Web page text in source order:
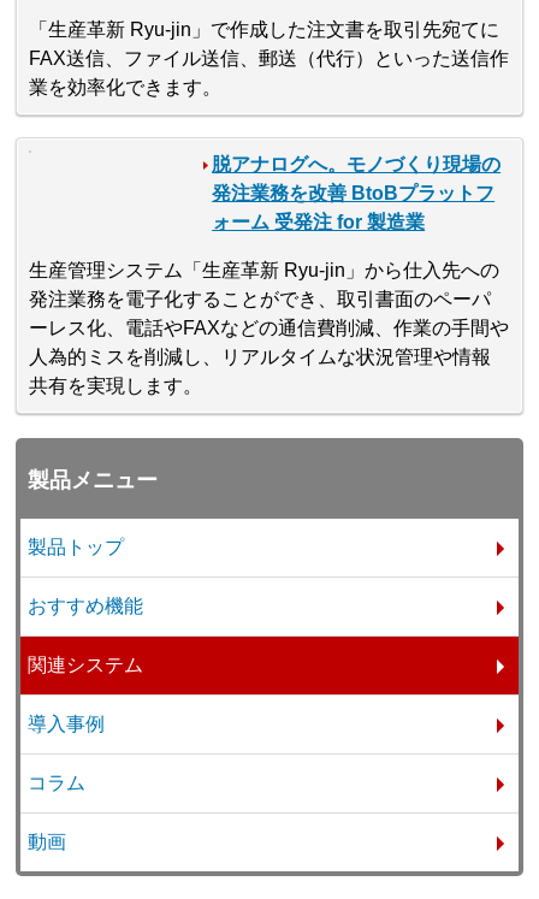
「生産革新 Ryu-jin」で作成した注文書を取引先宛てに
FAX送信、ファイル送信、郵送（代行）といった送信作
業を効率化できます。
脱アナログへ。モノづくり現場の
発注業務を改善 BtoBプラットフ
ォーム 受発注 for 製造業
生産管理システム「生産革新 Ryu-jin」から仕入先への
発注業務を電子化することができ、取引書面のペーパ
ーレス化、電話やFAXなどの通信費削減、作業の手間や
人為的ミスを削減し、リアルタイムな状況管理や情報
共有を実現します。
製品メニュー
製品トップ
おすすめ機能
関連システム
導入事例
コラム
動画